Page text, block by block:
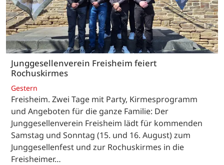
Junggesellenverein Freisheim feiert
Rochuskirmes
Gestern
Freisheim. Zwei Tage mit Party, Kirmesprogramm
und Angeboten für die ganze Familie: Der
Junggesellenverein Freisheim lädt für kommenden
Samstag und Sonntag (15. und 16. August) zum
Junggesellenfest und zur Rochuskirmes in die
Freisheimer…